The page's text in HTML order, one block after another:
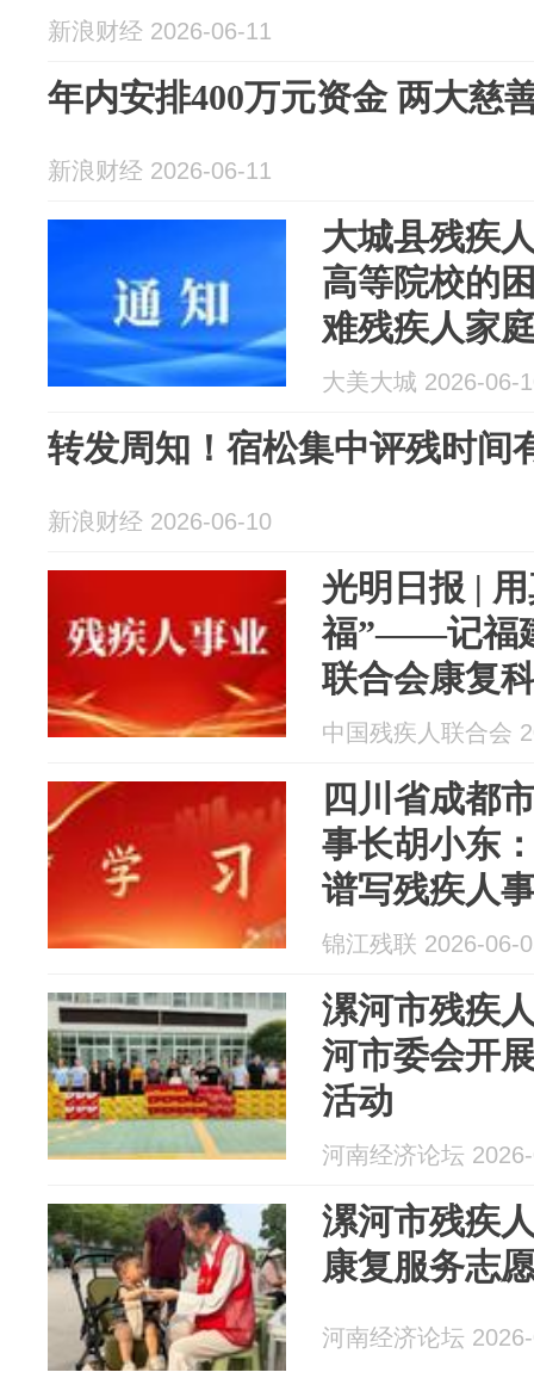
新浪财经 2026-06-11
年内安排400万元资金 两大慈
新浪财经 2026-06-11
大城县残疾
高等院校的
难残疾人家
助的通知
大美大城 2026-06-
转发周知！宿松集中评残时间
新浪财经 2026-06-10
光明日报 |
福”——记福
联合会康复
中国残疾人联合会
四川省成都
事长胡小东
谱写残疾人
章
锦江残联 2026-06-
漯河市残疾
河市委会开
活动
河南经济论坛
漯河市残疾
康复服务志
河南经济论坛